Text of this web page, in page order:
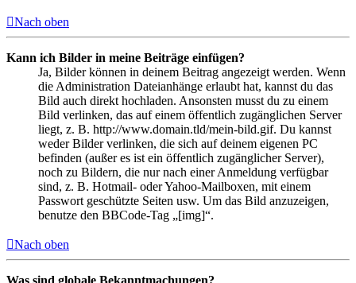
Nach oben
Kann ich Bilder in meine Beiträge einfügen?
Ja, Bilder können in deinem Beitrag angezeigt werden. Wenn
die Administration Dateianhänge erlaubt hat, kannst du das
Bild auch direkt hochladen. Ansonsten musst du zu einem
Bild verlinken, das auf einem öffentlich zugänglichen Server
liegt, z. B. http://www.domain.tld/mein-bild.gif. Du kannst
weder Bilder verlinken, die sich auf deinem eigenen PC
befinden (außer es ist ein öffentlich zugänglicher Server),
noch zu Bildern, die nur nach einer Anmeldung verfügbar
sind, z. B. Hotmail- oder Yahoo-Mailboxen, mit einem
Passwort geschützte Seiten usw. Um das Bild anzuzeigen,
benutze den BBCode-Tag „[img]“.
Nach oben
Was sind globale Bekanntmachungen?